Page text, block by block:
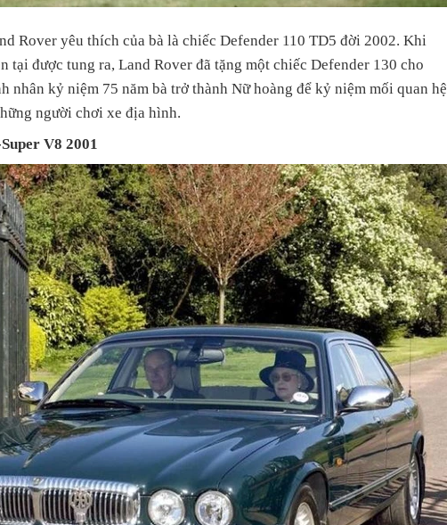
Rover yêu thích của bà là chiếc Defender 110 TD5 đời 2002. Khi
tại được tung ra, Land Rover đã tặng một chiếc Defender 130 cho
nhân kỷ niệm 75 năm bà trở thành Nữ hoàng để kỷ niệm mối quan hệ
người chơi xe địa hình.
V8 2001